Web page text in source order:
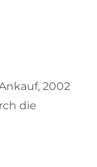
2002
die